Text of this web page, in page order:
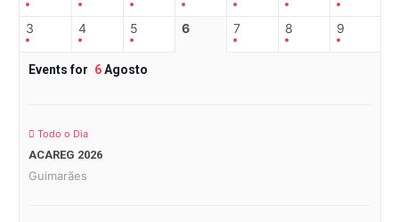
3 4 5 6 7 8 9
Events for 6Agosto
Todo o Dia
ACAREG 2026
Guimarães